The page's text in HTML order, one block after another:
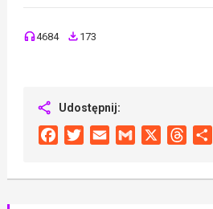
4684 173
Udostępnij:
FacebookTwitterEmail Gmail